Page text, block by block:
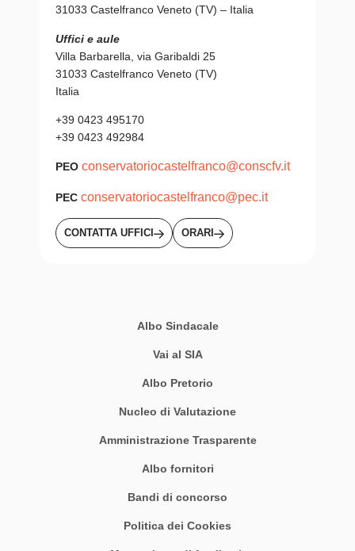
31033 Castelfranco Veneto (TV) – Italia
Uffici e aule
Villa Barbarella, via Garibaldi 25
31033 Castelfranco Veneto (TV)
Italia
+39 0423 495170
+39 0423 492984
PEO conservatoriocastelfranco@conscfv.it
PEC conservatoriocastelfranco@pec.it
CONTATTA UFFICI ORARI
Albo Sindacale
Vai al SIA
Albo Pretorio
Nucleo di Valutazione
Amministrazione Trasparente
Albo fornitori
Bandi di concorso
Politica dei Cookies